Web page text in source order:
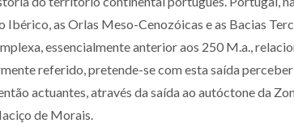
as Orlas Meso-Cenozóicas e as Bacias
essencialmente anterior aos 250 M.a.,
referido, pretende-se com esta saída
actuantes, através da saída ao autóctone da
de Morais.